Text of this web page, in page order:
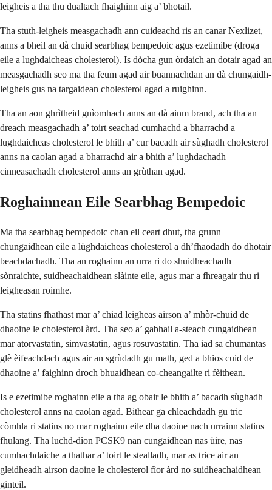
leigheis a tha thu dualtach fhaighinn aig a’ bhotail.
Tha stuth-leigheis measgachadh ann cuideachd ris an canar Nexlizet,
anns a bheil an dà chuid searbhag bempedoic agus ezetimibe (droga
eile a lughdaicheas cholesterol). Is dòcha gun òrdaich an dotair agad an
measgachadh seo ma tha feum agad air buannachdan an dà chungaidh-
leigheis gus na targaidean cholesterol agad a ruighinn.
Tha an aon ghrìtheid gnìomhach anns an dà ainm brand, ach tha an
dreach measgachadh a’ toirt seachad cumhachd a bharrachd a
lughdaicheas cholesterol le bhith a’ cur bacadh air sùghadh cholesterol
anns na caolan agad a bharrachd air a bhith a’ lughdachadh
cinneasachadh cholesterol anns an grùthan agad.
Roghainnean Eile Searbhag Bempedoic
Ma tha searbhag bempedoic chan eil ceart dhut, tha grunn
chungaidhean eile a lùghdaicheas cholesterol a dh’fhaodadh do dhotair
beachdachadh. Tha an roghainn an urra ri do shuidheachadh
sònraichte, suidheachaidhean slàinte eile, agus mar a fhreagair thu ri
leigheasan roimhe.
Tha statins fhathast mar a’ chiad leigheas airson a’ mhòr-chuid de
dhaoine le cholesterol àrd. Tha seo a’ gabhail a-steach cungaidhean
mar atorvastatin, simvastatin, agus rosuvastatin. Tha iad sa chumantas
glè èifeachdach agus air an sgrùdadh gu math, ged a bhios cuid de
dhaoine a’ faighinn droch bhuaidhean co-cheangailte ri fèithean.
Is e ezetimibe roghainn eile a tha ag obair le bhith a’ bacadh sùghadh
cholesterol anns na caolan agad. Bithear ga chleachdadh gu tric
còmhla ri statins no mar roghainn eile dha daoine nach urrainn statins
fhulang. Tha luchd-dìon PCSK9 nan cungaidhean nas ùire, nas
cumhachdaiche a thathar a’ toirt le stealladh, mar as trice air an
gleidheadh airson daoine le cholesterol fìor àrd no suidheachaidhean
ginteil.